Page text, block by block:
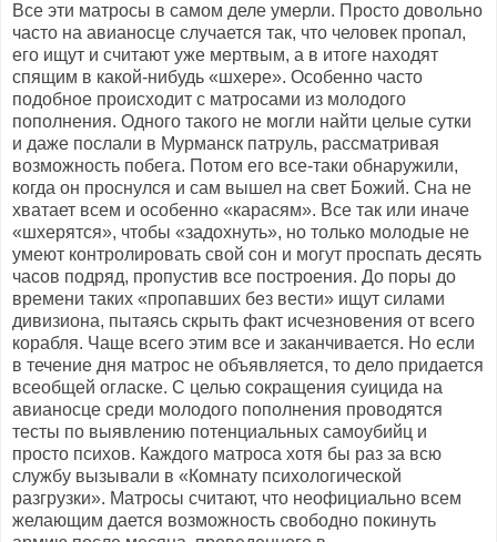
Все эти матросы в самом деле умерли. Просто довольно
часто на авианосце случается так, что человек пропал,
его ищут и считают уже мертвым, а в итоге находят
спящим в какой-нибудь «шхере». Особенно часто
подобное происходит с матросами из молодого
пополнения. Одного такого не могли найти целые сутки
и даже послали в Мурманск патруль, рассматривая
возможность побега. Потом его все-таки обнаружили,
когда он проснулся и сам вышел на свет Божий. Сна не
хватает всем и особенно «карасям». Все так или иначе
«шхерятся», чтобы «задохнуть», но только молодые не
умеют контролировать свой сон и могут проспать десять
часов подряд, пропустив все построения. До поры до
времени таких «пропавших без вести» ищут силами
дивизиона, пытаясь скрыть факт исчезновения от всего
корабля. Чаще всего этим все и заканчивается. Но если
в течение дня матрос не объявляется, то дело придается
всеобщей огласке. С целью сокращения суицида на
авианосце среди молодого пополнения проводятся
тесты по выявлению потенциальных самоубийц и
просто психов. Каждого матроса хотя бы раз за всю
службу вызывали в «Комнату психологической
разгрузки». Матросы считают, что неофициально всем
желающим дается возможность свободно покинуть